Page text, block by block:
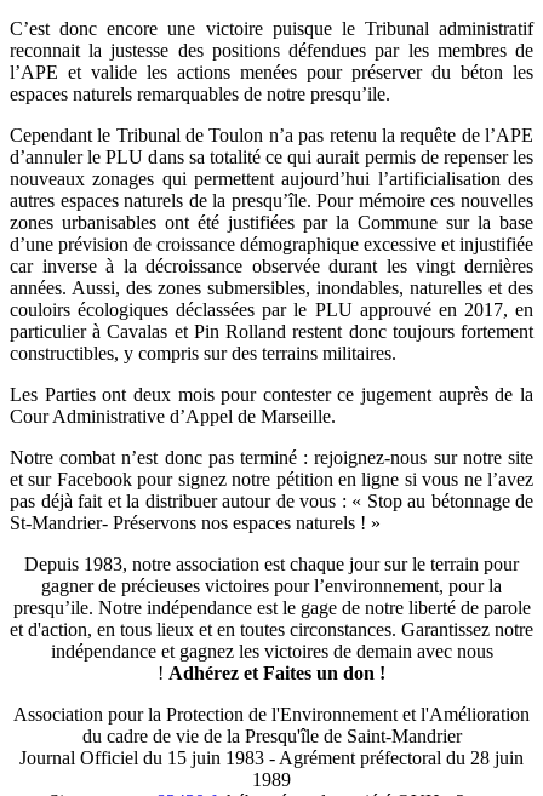
C’est donc encore une victoire puisque le Tribunal administratif
reconnait la justesse des positions défendues par les membres de
l’APE et valide les actions menées pour préserver du béton les
espaces naturels remarquables de notre presqu’ile.
Cependant le Tribunal de Toulon n’a pas retenu la requête de l’APE
d’annuler le PLU dans sa totalité ce qui aurait permis de repenser les
nouveaux zonages qui permettent aujourd’hui l’artificialisation des
autres espaces naturels de la presqu’île. Pour mémoire ces nouvelles
zones urbanisables ont été justifiées par la Commune sur la base
d’une prévision de croissance démographique excessive et injustifiée
car inverse à la décroissance observée durant les vingt dernières
années. Aussi, des zones submersibles, inondables, naturelles et des
couloirs écologiques déclassées par le PLU approuvé en 2017, en
particulier à Cavalas et Pin Rolland restent donc toujours fortement
constructibles, y compris sur des terrains militaires.
Les Parties ont deux mois pour contester ce jugement auprès de la
Cour Administrative d’Appel de Marseille.
Notre combat n’est donc pas terminé : rejoignez-nous sur notre site
et sur Facebook pour signez notre pétition en ligne si vous ne l’avez
pas déjà fait et la distribuer autour de vous : « Stop au bétonnage de
St-Mandrier- Préservons nos espaces naturels ! »
Depuis 1983, notre association est chaque jour sur le terrain pour
gagner de précieuses victoires pour l’environnement, pour la
presqu’ile. Notre indépendance est le gage de notre liberté de parole
et d'action, en tous lieux et en toutes circonstances. Garantissez notre
indépendance et gagnez les victoires de demain avec nous
! Adhérez et Faites un don !
Association pour la Protection de l'Environnement et l'Amélioration
du cadre de vie de la Presqu'île de Saint-Mandrier
Journal Officiel du 15 juin 1983 - Agrément préfectoral du 28 juin
1989